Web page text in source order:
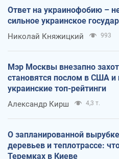
Ответ на украинофобию –
сильное украинское
Николай Княжицкий 993
Мэр Москвы внезапно
становятся послом в США и
украинские топ-рейтинги
Александр Кирш 4,3 т.
О запланированной
деревьев и теплотрассе:
Теремках в Киеве